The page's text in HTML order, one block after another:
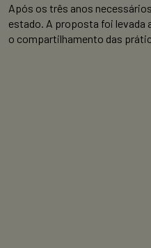
Após os três anos
estado. A proposta foi levada
o compartilhamento das